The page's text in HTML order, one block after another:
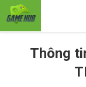
Thông